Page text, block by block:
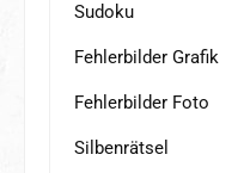
Sudoku
Fehlerbilder Grafik
Fehlerbilder Foto
Silbenrätsel